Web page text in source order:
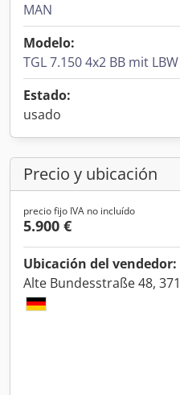
MAN
Modelo:
TGL 7.150 4x2 BB mit
Estado:
usado
Precio y ubicación
precio fijo IVA no incluído
5.900 €
Ubicación del vendedor:
Alte Bundesstraße 48,